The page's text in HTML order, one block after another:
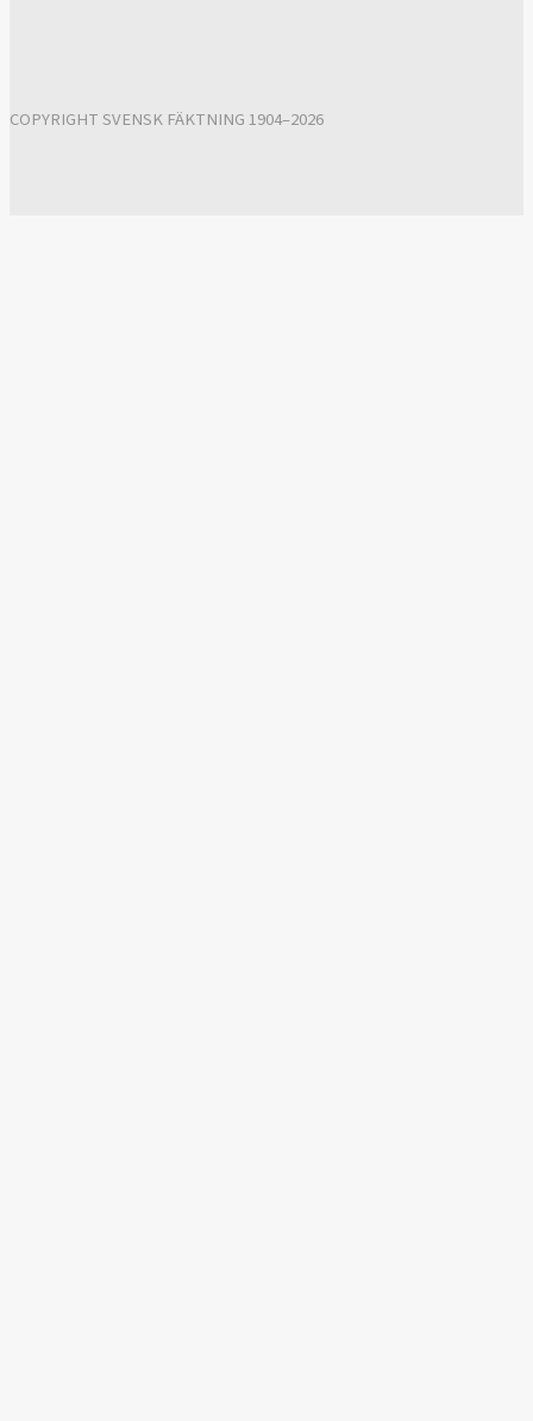
COPYRIGHT SVENSK FÄKTNING 1904–2026